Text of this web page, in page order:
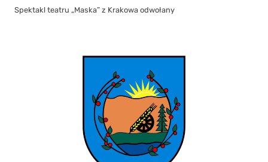
Spektakl teatru „Maska” z Krakowa odwołany